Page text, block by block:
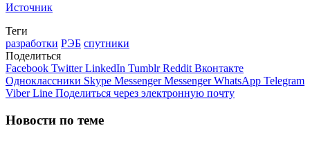
Источник
Теги
разработки РЭБ спутники
Поделиться
Facebook Twitter LinkedIn Tumblr Reddit Вконтакте
Одноклассники Skype Messenger Messenger WhatsApp Telegram
Viber Line Поделиться через электронную почту
Новости по теме